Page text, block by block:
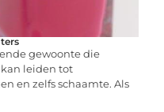
gewoonte die
leiden tot
en zelfs schaamte. Als